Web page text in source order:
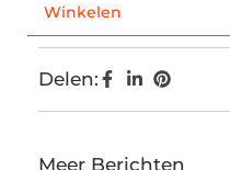
Winkelen
Delen:
Meer Berichten